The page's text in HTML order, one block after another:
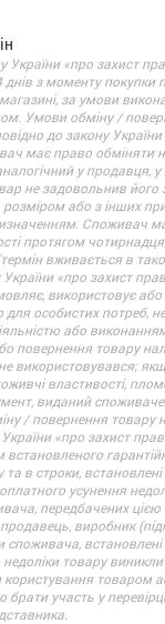
України «про захист
з моменту покупки
за умови
Умови обміну /
до закону
має право обміняти
у продавця, у
не задовольнив
або з інших
Споживач
протягом
вживається в
України «про захист
використовує
особистих потреб,
або
повернення товару
використовувався;
властивості,
виданий
/ повернення товару
«про захист
в строки,
усунення
передбачених цією
виробник
споживача,
недоліки товару
товаром
участь у